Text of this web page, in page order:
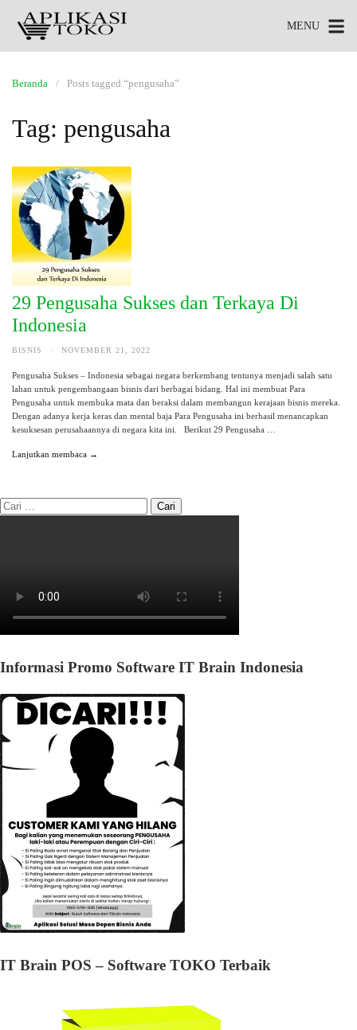
MENU
Beranda Posts tagged “pengusaha”
Tag: pengusaha
29 Pengusaha Sukses dan Terkaya Di
Indonesia
BISNIS · NOVEMBER 21, 2022
Pengusaha Sukses – Indonesia sebagai negara berkembang tentunya menjadi salah satu
lahan untuk pengembangaan bisnis dari berbagai bidang. Hal ini membuat Para
Pengusaha untuk membuka mata dan beraksi dalam membangun kerajaan bisnis mereka.
Dengan adanya kerja keras dan mental baja Para Pengusaha ini berhasil menancapkan
kesuksesan perusahaannya di negara kita ini. Berikut 29 Pengusaha …
Lanjutkan membaca →
Informasi Promo Software IT Brain Indonesia
IT Brain POS – Software TOKO Terbaik